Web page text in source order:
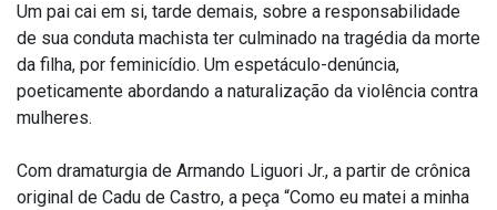
Um pai cai em si, tarde demais, sobre a responsabilidade
de sua conduta machista ter culminado na tragédia da morte
da filha, por feminicídio. Um espetáculo-denúncia,
poeticamente abordando a naturalização da violência contra
mulheres.
Com dramaturgia de Armando Liguori Jr., a partir de crônica
original de Cadu de Castro, a peça “Como eu matei a minha